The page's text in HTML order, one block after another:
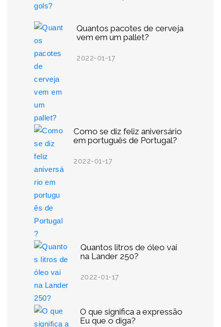
Quantos pacotes de cerveja
vem em um pallet?
2022-01-17
Como se diz feliz aniversário
em português de Portugal?
2022-01-17
Quantos litros de óleo vai
na Lander 250?
2022-01-17
O que significa a expressão
Eu que o diga?